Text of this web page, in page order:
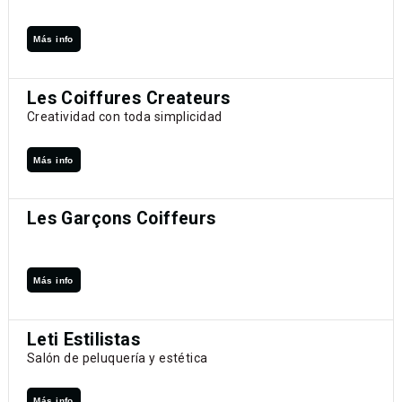
Más info
Les Coiffures Createurs
Creatividad con toda simplicidad
Más info
Les Garçons Coiffeurs
Más info
Leti Estilistas
Salón de peluquería y estética